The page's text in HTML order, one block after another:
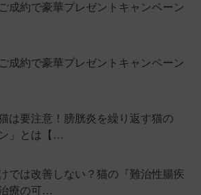
成約で豪華プレゼントキャンペーン
成約で豪華プレゼントキャンペーン
は要注意！膀胱炎を繰り返す猫の
」とは【…
では改善しない？猫の『難治性腸疾
療の可…